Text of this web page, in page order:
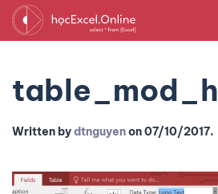
Written bydtnguyenon07/10/2017.